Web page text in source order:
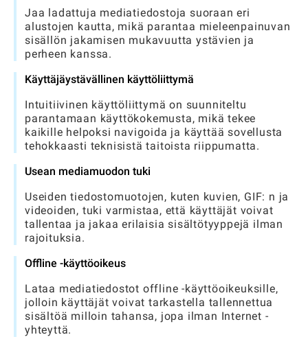
Jaa ladattuja mediatiedostoja suoraan eri
alustojen kautta, mikä parantaa mieleenpainuvan
sisällön jakamisen mukavuutta ystävien ja
perheen kanssa.
Käyttäjäystävällinen käyttöliittymä
Intuitiivinen käyttöliittymä on suunniteltu
parantamaan käyttökokemusta, mikä tekee
kaikille helpoksi navigoida ja käyttää sovellusta
tehokkaasti teknisistä taitoista riippumatta.
Usean mediamuodon tuki
Useiden tiedostomuotojen, kuten kuvien, GIF: n ja
videoiden, tuki varmistaa, että käyttäjät voivat
tallentaa ja jakaa erilaisia ​​sisältötyyppejä ilman
rajoituksia.
Offline -käyttöoikeus
Lataa mediatiedostot offline -käyttöoikeuksille,
jolloin käyttäjät voivat tarkastella tallennettua
sisältöä milloin tahansa, jopa ilman Internet -
yhteyttä.